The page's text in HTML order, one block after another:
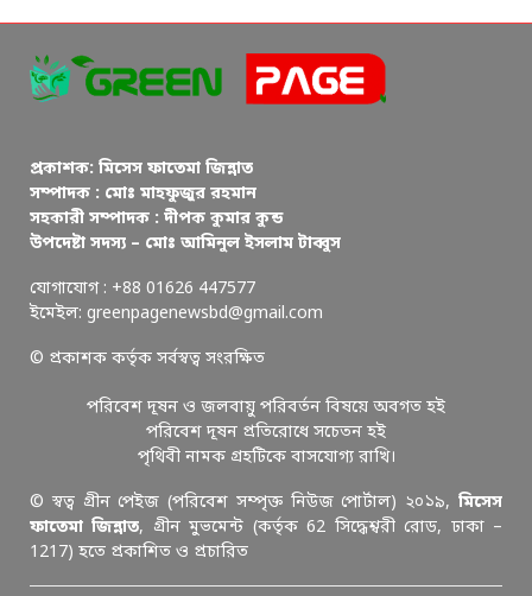
প্রকাশক: মিসেস ফাতেমা জিন্নাত
সম্পাদক : মোঃ মাহফুজুর রহমান
সহকারী সম্পাদক : দীপক কুমার কুন্ড
উপদেষ্টা সদস্য – মোঃ আমিনুল ইসলাম টাব্বুস
যোগাযোগ : +88 01626 447577
ইমেইল: greenpagenewsbd@gmail.com
© প্রকাশক কর্তৃক সর্বস্বত্ব সংরক্ষিত
পরিবেশ দূষন ও জলবায়ু পরিবর্তন বিষয়ে অবগত হই
পরিবেশ দূষন প্রতিরোধে সচেতন হই
পৃথিবী নামক গ্রহটিকে বাসযোগ্য রাখি।
© স্বত্ব গ্রীন পেইজ (পরিবেশ সম্পৃক্ত নিউজ পোর্টাল) ২০১৯, মিসেস
ফাতেমা জিন্নাত, গ্রীন মুভমেন্ট (কর্তৃক 62 সিদ্ধেশ্বরী রোড, ঢাকা –
1217) হতে প্রকাশিত ও প্রচারিত